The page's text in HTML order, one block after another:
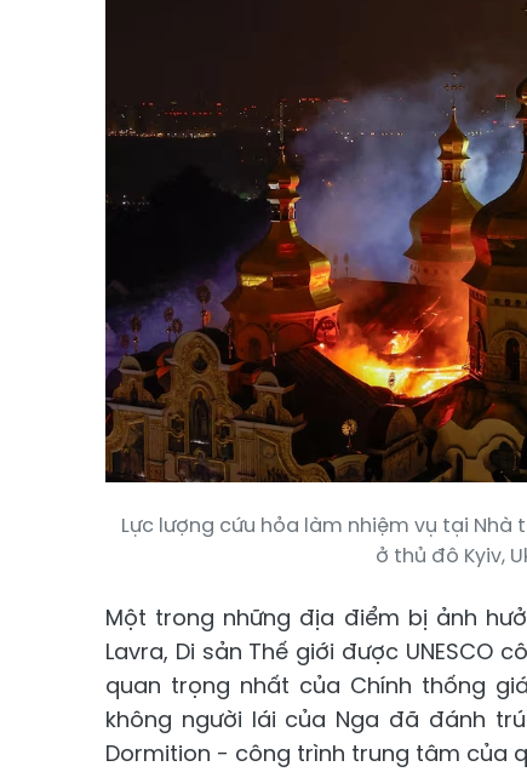
Lực lượng cứu hỏa làm nhiệm vụ tại Nhà
ở thủ đô Kyiv,
Một trong những địa điểm bị ảnh
Lavra, Di sản Thế giới được
quan trọng nhất của Chính thống
không người lái của Nga đã đánh
Dormition - công trình trung tâm của